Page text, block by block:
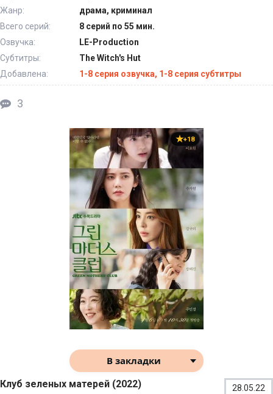
Жанр:
драма, криминал
Всего серий:
8 серий по 55 мин.
Озвучка:
LE-Production
Субтитры:
The Witch's Hut
Добавлена:
1-8 серия озвучка, 1-8 серия субтитры
3
+18
В закладки
Клуб зеленых матерей (2022) 28.05.22